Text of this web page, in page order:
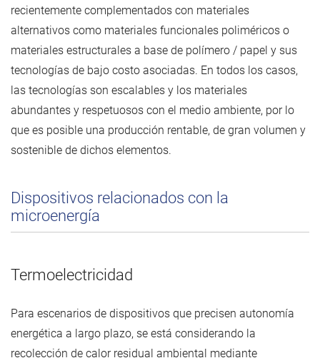
recientemente complementados con materiales
alternativos como materiales funcionales poliméricos o
materiales estructurales a base de polímero / papel y sus
tecnologías de bajo costo asociadas. En todos los casos,
las tecnologías son escalables y los materiales
abundantes y respetuosos con el medio ambiente, por lo
que es posible una producción rentable, de gran volumen y
sostenible de dichos elementos.
Dispositivos relacionados con la
microenergía
Termoelectricidad
Para escenarios de dispositivos que precisen autonomía
energética a largo plazo, se está considerando la
recolección de calor residual ambiental mediante